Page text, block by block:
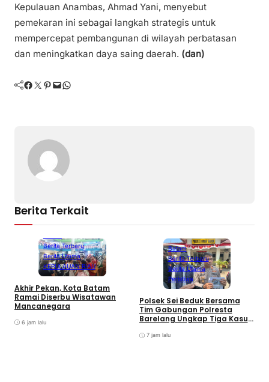
Kepulauan Anambas, Ahmad Yani, menyebut
pemekaran ini sebagai langkah strategis untuk
mempercepat pembangunan di wilayah perbatasan
dan meningkatkan daya saing daerah. (dan)
Facebook Twitter Pinterest Mail WhatsApp
Berita Terkait
Berita Terbaru
Berita Utama
KEPULAUAN RIAU
Akhir Pekan, Kota Batam
Ramai Diserbu Wisatawan
Mancanegara
6 jam lalu
Batam
Berita Terbaru
Berita Utama
Peristiwa
Polsek Sei Beduk Bersama
Tim Gabungan Polresta
Barelang Ungkap Tiga Kasus
7 jam lalu